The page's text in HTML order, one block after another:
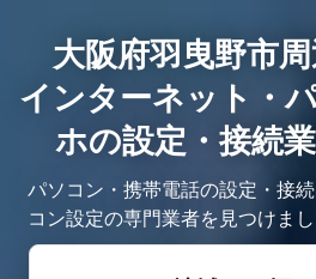
大阪府羽曳野市
インターネット・
ホの設定・接続
パソコン・携帯電話の設定・接
コン設定の専門業者を見つけまし